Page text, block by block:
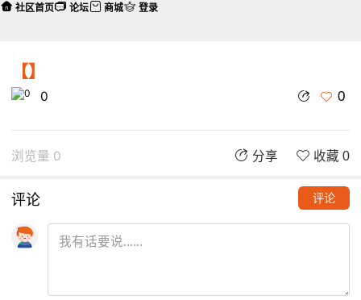
【】
0 0
浏览量 0 分享 收藏 0
评论 评论
社区首页 论坛 商城 登录